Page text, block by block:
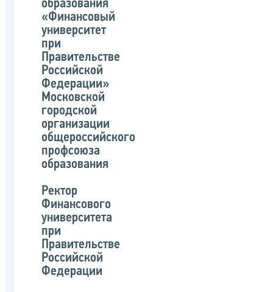
образования
«Финансовый
университет
при
Правительстве
Российской
Федерации»
Московской
городской
организации
общероссийского
профсоюза
образования
Ректор
Финансового
университета
при
Правительстве
Российской
Федерации